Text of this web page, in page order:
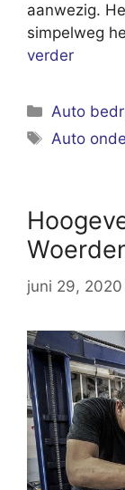
aanwezig.
simpelweg
verder
Auto
Tags
Auto
juni 29, 2020